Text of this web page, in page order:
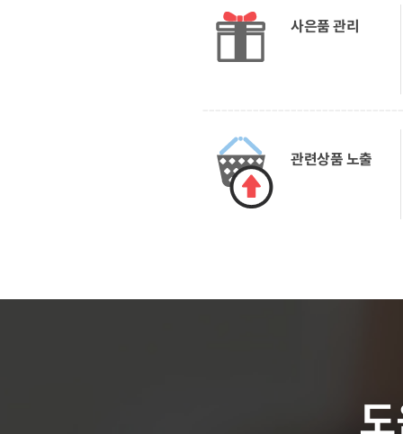
사은품 관리
관련상품 노출